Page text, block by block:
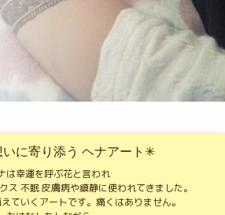
に寄り添う ヘナアート✳︎
は幸運を呼ぶ花と言われ
ス 不眠 皮膚病や鎮静に使われてきました。
ていくアートです。痛くはありません。